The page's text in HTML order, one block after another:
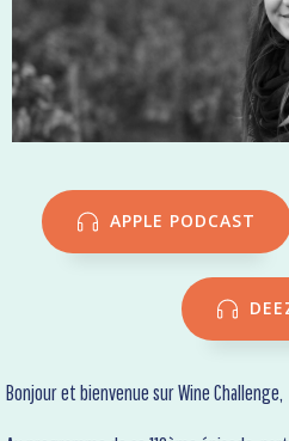
APPLE PODCAST
Bonjour et bienvenue sur Wine Challenge,